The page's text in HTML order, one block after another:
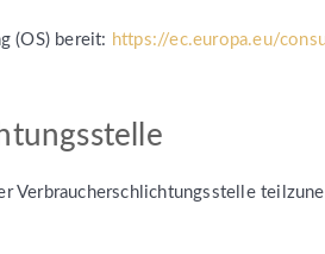
(OS) bereit: https://ec.europa.eu/